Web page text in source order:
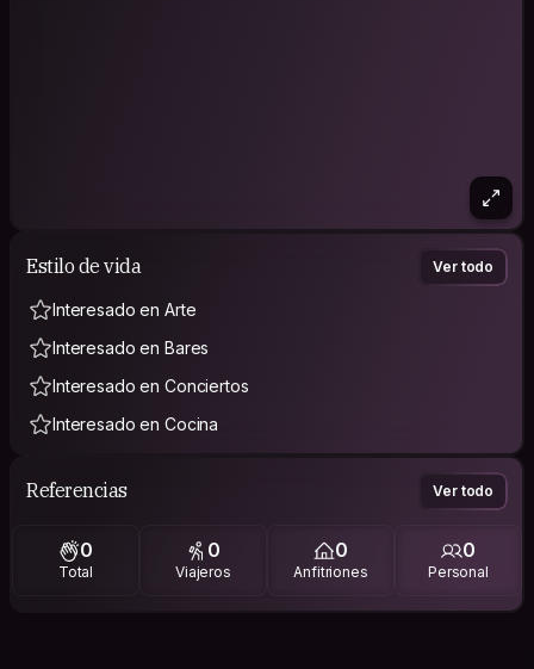
Estilo de vida Ver todo
Interesado en Arte
Interesado en Bares
Interesado en Conciertos
Interesado en Cocina
Referencias Ver todo
0
Total
0
Viajeros
0
Anfitriones
0
Personal